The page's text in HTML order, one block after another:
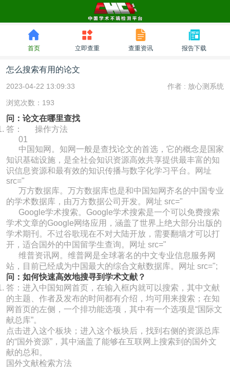
首页 立即查重 查重资讯 报告下载
怎么搜索有用的论文
2023-04-22 13:09:33 作者 : 放心测系统
浏览次数：193
问：论文在哪里查找
答： 操作方法
01
中国知网。知网一般是查找论文的首选，它的概念是国家
知识基础设施，是全社会知识资源高效共享提供最丰富的知
识信息资源和最有效的知识传播与数字化学习平台。网址
src="
万方数据库。万方数据库也是和中国知网齐名的中国专业
的学术数据库，由万方数据公司开发。网址 src="
Google学术搜索。Google学术搜索是一个可以免费搜索
学术文章的Google网络应用，涵盖了世界上绝大部分出版的
学术期刊。不过谷歌现在不对大陆开放，需要翻墙才可以打
开，适合国外的中国留学生查询。网址 src="
维普资讯网。维普网是全球著名的中文专业信息服务网
站，目前已经成为中国最大的综合文献数据库。网址 src=";
问：如何快速高效地搜寻到学术文献？
答：进入中国知网首页，在输入框内就可以搜索，其中文献
的主题、作者及发布的时间都有介绍，均可用来搜索；在知
网首页的左侧，一个排功能选项，其中有一个选项是“国际文
献总库”。
点击进入这个板块；进入这个板块后，找到右侧的资源总库
的“国外资源”，其中涵盖了能够在互联网上搜索到的国外文
献的总和。
国外文献检索方法